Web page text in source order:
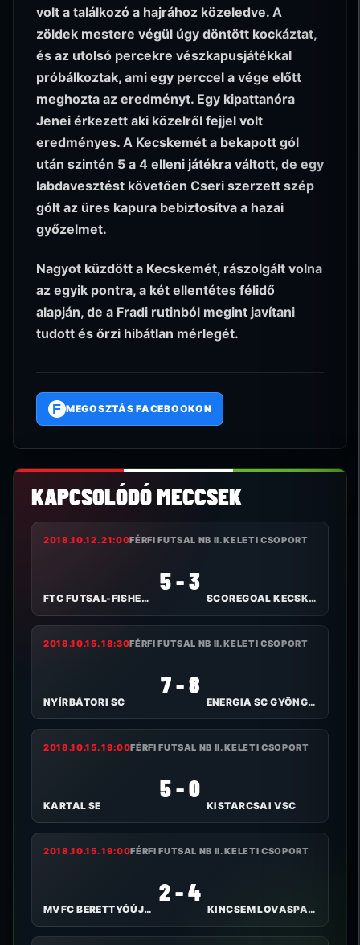
volt a találkozó a hajrához közeledve. A
zöldek mestere végül úgy döntött kockáztat,
és az utolsó percekre vészkapusjátékkal
próbálkoztak, ami egy perccel a vége előtt
meghozta az eredményt. Egy kipattanóra
Jenei érkezett aki közelről fejjel volt
eredményes. A Kecskemét a bekapott gól
után szintén 5 a 4 elleni játékra váltott, de egy
labdavesztést követően Cseri szerzett szép
gólt az üres kapura bebiztosítva a hazai
győzelmet.
Nagyot küzdött a Kecskemét, rászolgált volna
az egyik pontra, a két ellentétes félidő
alapján, de a Fradi rutinból megint javítani
tudott és őrzi hibátlan mérlegét.
F MEGOSZTÁS FACEBOOKON
KAPCSOLÓDÓ MECCSEK
2018.10.12. 21:00FÉRFI FUTSAL NB II. KELETI CSOPORT
FTC FUTSAL-FISHER KLÍMA
5 - 3
SCOREGOAL KECSKEMÉTI FC
2018.10.15. 18:30FÉRFI FUTSAL NB II. KELETI CSOPORT
NYÍRBÁTORI SC
7 - 8
ENERGIA SC GYÖNGYÖS
2018.10.15. 19:00FÉRFI FUTSAL NB II. KELETI CSOPORT
KARTAL SE
5 - 0
KISTARCSAI VSC
2018.10.15. 19:00FÉRFI FUTSAL NB II. KELETI CSOPORT
MVFC BERETTYÓÚJFALU
2 - 4
KINCSEM LOVASPARK SE